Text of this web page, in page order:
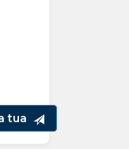
tua